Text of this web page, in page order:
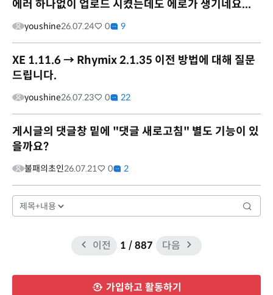
에러 하나없이 업로드 시켰는데도 에로가 생기네요...
youshine26.07.24 0 9
XE 1.11.6 → Rhymix 2.1.35 이전 방법에 대해 질문
드립니다.
youshine26.07.23 0 22
게시글의 댓글창 밑에 "댓글 새로고침" 별도 기능이 있
을까요?
불패의초인26.07.21 0 2
이전 1 / 887 다음
가입하고 활동하기